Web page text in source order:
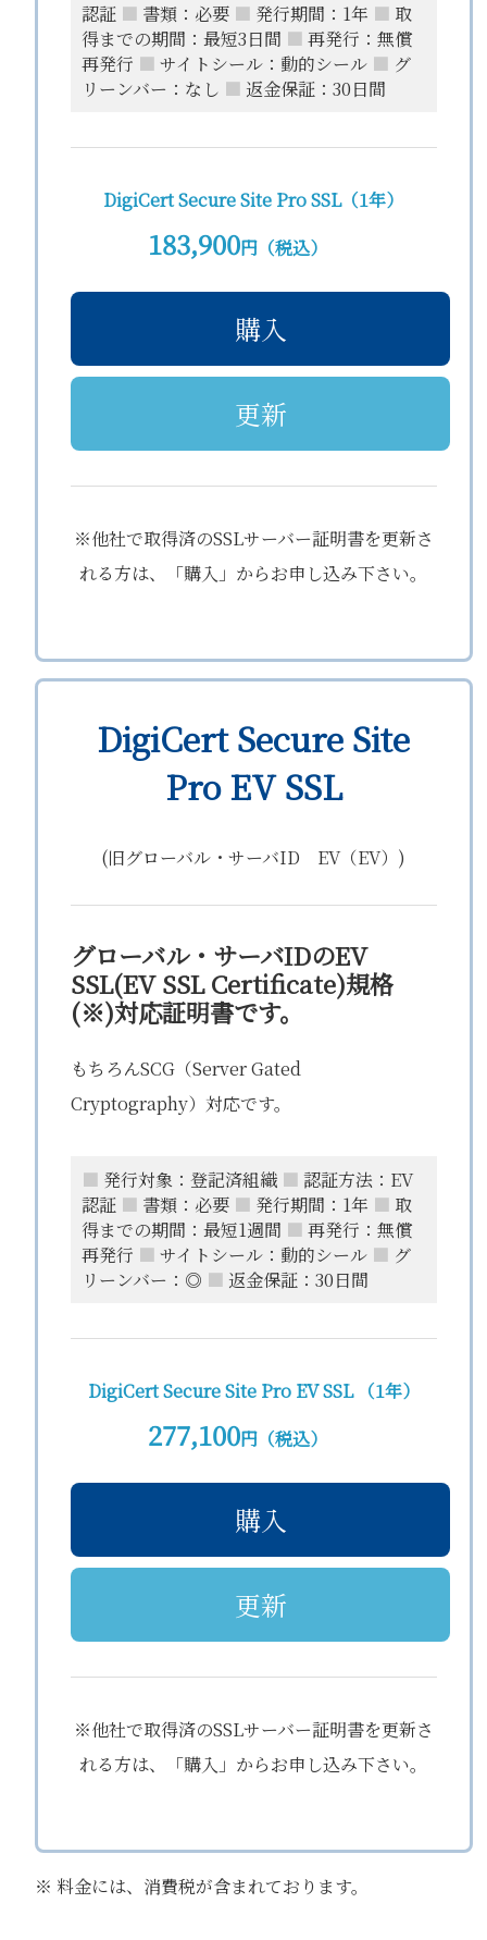
認証 ■ 書類：必要 ■ 発行期間：1年 ■ 取
得までの期間：最短3日間 ■ 再発行：無償
再発行 ■ サイトシール：動的シール ■ グ
リーンバー：なし ■ 返金保証：30日間
DigiCert Secure Site Pro SSL（1年）
183,900円（税込）
購入
更新
※他社で取得済のSSLサーバー証明書を更新さ
れる方は、「購入」からお申し込み下さい。
DigiCert Secure Site
Pro EV SSL
(旧グローバル・サーバID EV（EV）)
グローバル・サーバIDのEV
SSL(EV SSL Certificate)規格
(※)対応証明書です。
もちろんSCG（Server Gated
Cryptography）対応です。
■ 発行対象：登記済組織 ■ 認証方法：EV
認証 ■ 書類：必要 ■ 発行期間：1年 ■ 取
得までの期間：最短1週間 ■ 再発行：無償
再発行 ■ サイトシール：動的シール ■ グ
リーンバー：◎ ■ 返金保証：30日間
DigiCert Secure Site Pro EV SSL （1年）
277,100円（税込）
購入
更新
※他社で取得済のSSLサーバー証明書を更新さ
れる方は、「購入」からお申し込み下さい。
※ 料金には、消費税が含まれております。